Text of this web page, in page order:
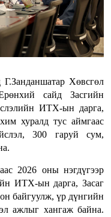
Хөвсгөл
сайд Засгийн
ИТХ-ын дарга,
хуралд тус аймгаас
300 гаруй сум,
2026 оны нэгдүгээр
ИТХ-ын дарга, Засаг
байгуулж, үр дүнгийн
ажлыг хангаж байна.